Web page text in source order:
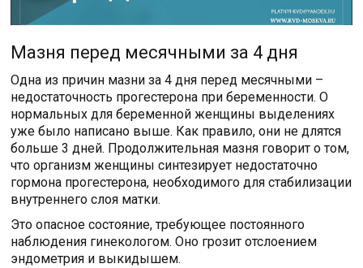
Мазня перед месячными за 4 дня
Одна из причин мазни за 4 дня перед месячными –
недостаточность прогестерона при беременности. О
нормальных для беременной женщины выделениях
уже было написано выше. Как правило, они не длятся
больше 3 дней. Продолжительная мазня говорит о том,
что организм женщины синтезирует недостаточно
гормона прогестерона, необходимого для стабилизации
внутреннего слоя матки.
Это опасное состояние, требующее постоянного
наблюдения гинекологом. Оно грозит отслоением
эндометрия и выкидышем.